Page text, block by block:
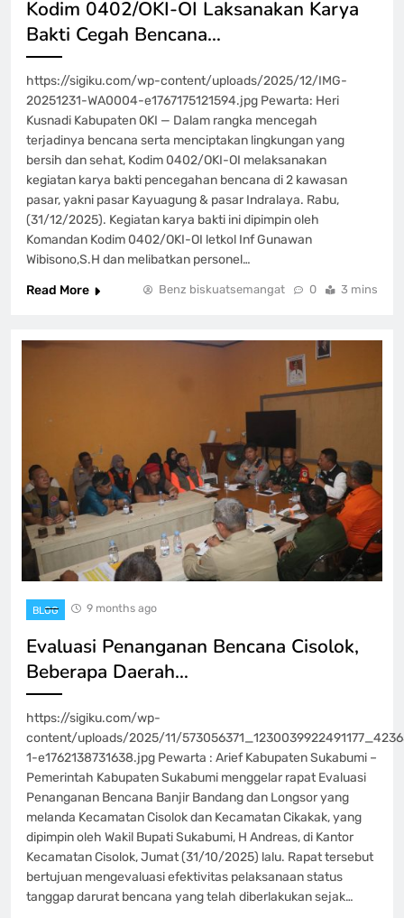
Kodim 0402/OKI-OI Laksanakan Karya
Bakti Cegah Bencana…
https://sigiku.com/wp-content/uploads/2025/12/IMG-
20251231-WA0004-e1767175121594.jpg Pewarta: Heri
Kusnadi Kabupaten OKI — Dalam rangka mencegah
terjadinya bencana serta menciptakan lingkungan yang
bersih dan sehat, Kodim 0402/OKI-OI melaksanakan
kegiatan karya bakti pencegahan bencana di 2 kawasan
pasar, yakni pasar Kayuagung & pasar Indralaya. Rabu,
(31/12/2025). Kegiatan karya bakti ini dipimpin oleh
Komandan Kodim 0402/OKI-OI letkol Inf Gunawan
Wibisono,S.H dan melibatkan personel…
Read More
Benz biskuatsemangat 0 3 mins
BLOG 9 months ago
Evaluasi Penanganan Bencana Cisolok,
Beberapa Daerah…
https://sigiku.com/wp-
content/uploads/2025/11/
1-e1762138731638.jpg Pewarta : Arief Kabupaten Sukabumi –
Pemerintah Kabupaten Sukabumi menggelar rapat Evaluasi
Penanganan Bencana Banjir Bandang dan Longsor yang
melanda Kecamatan Cisolok dan Kecamatan Cikakak, yang
dipimpin oleh Wakil Bupati Sukabumi, H Andreas, di Kantor
Kecamatan Cisolok, Jumat (31/10/2025) lalu. Rapat tersebut
bertujuan mengevaluasi efektivitas pelaksanaan status
tanggap darurat bencana yang telah diberlakukan sejak…